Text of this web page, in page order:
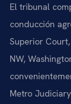
El tribunal
conducción
Superior
NW,
Metro